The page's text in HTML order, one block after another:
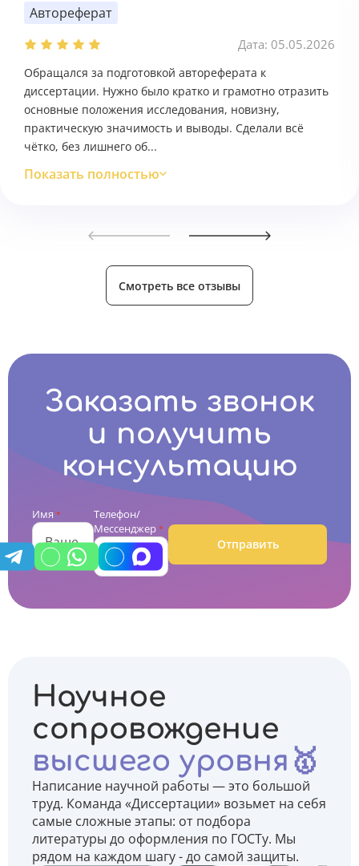
Автореферат
Дата: 05.05.2026
Обращался за подготовкой автореферата к
диссертации. Нужно было кратко и грамотно отразить
основные положения исследования, новизну,
практическую значимость и выводы. Сделали всё
чётко, без лишнего об...
Показать полностью
Смотреть все отзывы
Заказать звонок
и получить
консультацию
Имя *
Телефон/
Мессенджер *
Отправить
Научное
сопровождение
высшего уровня🥇
Написание научной работы — это большой
труд. Команда «Диссертации» возьмет на себя
самые сложные этапы: от подбора
литературы до оформления по ГОСТу. Мы
рядом на каждом шагу - до самой защиты.